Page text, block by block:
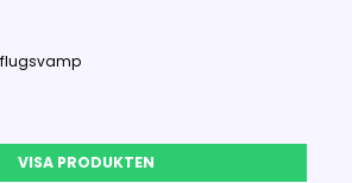
VISA PRODUKTEN